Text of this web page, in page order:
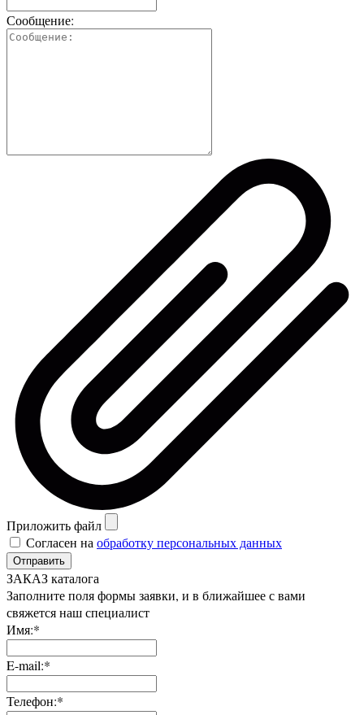
Сообщение:
Приложить файл
Согласен на обработку персональных данных
Отправить
ЗАКАЗ каталога
Заполните поля формы заявки, и в ближайшее с вами
свяжется наш специалист
Имя:*
E-mail:*
Телефон:*